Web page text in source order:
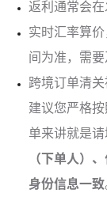
返利通常会在
实时汇率算
间为准，需要
跨境订单清
建议您严格
单来讲就是
（下单人）
身份信息一致